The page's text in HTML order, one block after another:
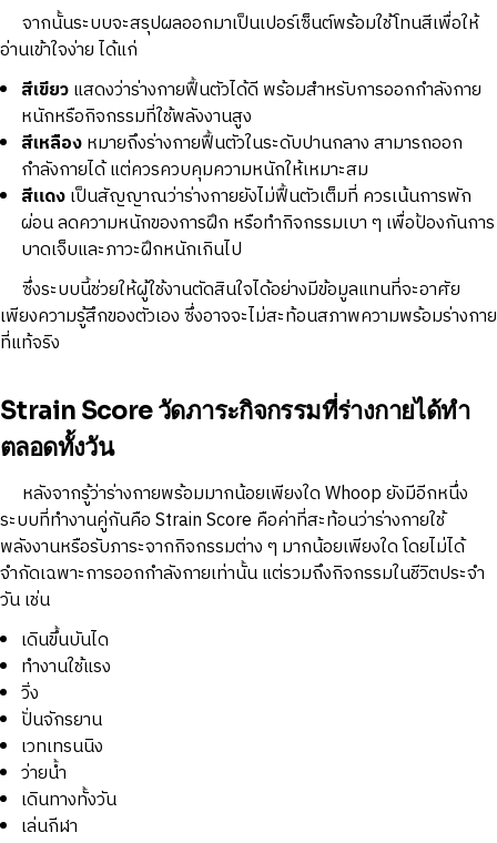
จากนั้นระบบจะสรุปผลออกมาเป็นเปอร์เซ็นต์พร้อมใช้โทนสีเพื่อให้
อ่านเข้าใจง่าย ได้แก่
สีเขียวแสดงว่าร่างกายฟื้นตัวได้ดี พร้อมสำหรับการออกกำลังกาย
หนักหรือกิจกรรมที่ใช้พลังงานสูง
สีเหลืองหมายถึงร่างกายฟื้นตัวในระดับปานกลาง สามารถออก
กำลังกายได้ แต่ควรควบคุมความหนักให้เหมาะสม
สีแดงเป็นสัญญาณว่าร่างกายยังไม่ฟื้นตัวเต็มที่ ควรเน้นการพัก
ผ่อน ลดความหนักของการฝึก หรือทำกิจกรรมเบา ๆ เพื่อป้องกันการ
บาดเจ็บและภาวะฝึกหนักเกินไป
ซึ่งระบบนี้ช่วยให้ผู้ใช้งานตัดสินใจได้อย่างมีข้อมูลแทนที่จะอาศัย
เพียงความรู้สึกของตัวเอง ซึ่งอาจจะไม่สะท้อนสภาพความพร้อมร่างกาย
ที่แท้จริง
Strain Score วัดภาระกิจกรรมที่ร่างกายได้ทำ
ตลอดทั้งวัน
หลังจากรู้ว่าร่างกายพร้อมมากน้อยเพียงใด Whoop ยังมีอีกหนึ่ง
ระบบที่ทำงานคู่กันคือ Strain Score คือค่าที่สะท้อนว่าร่างกายใช้
พลังงานหรือรับภาระจากกิจกรรมต่าง ๆ มากน้อยเพียงใด โดยไม่ได้
จำกัดเฉพาะการออกกำลังกายเท่านั้น แต่รวมถึงกิจกรรมในชีวิตประจำ
วัน เช่น
เดินขึ้นบันได
ทำงานใช้แรง
วิ่ง
ปั่นจักรยาน
เวทเทรนนิง
ว่ายน้ำ
เดินทางทั้งวัน
เล่นกีฬา